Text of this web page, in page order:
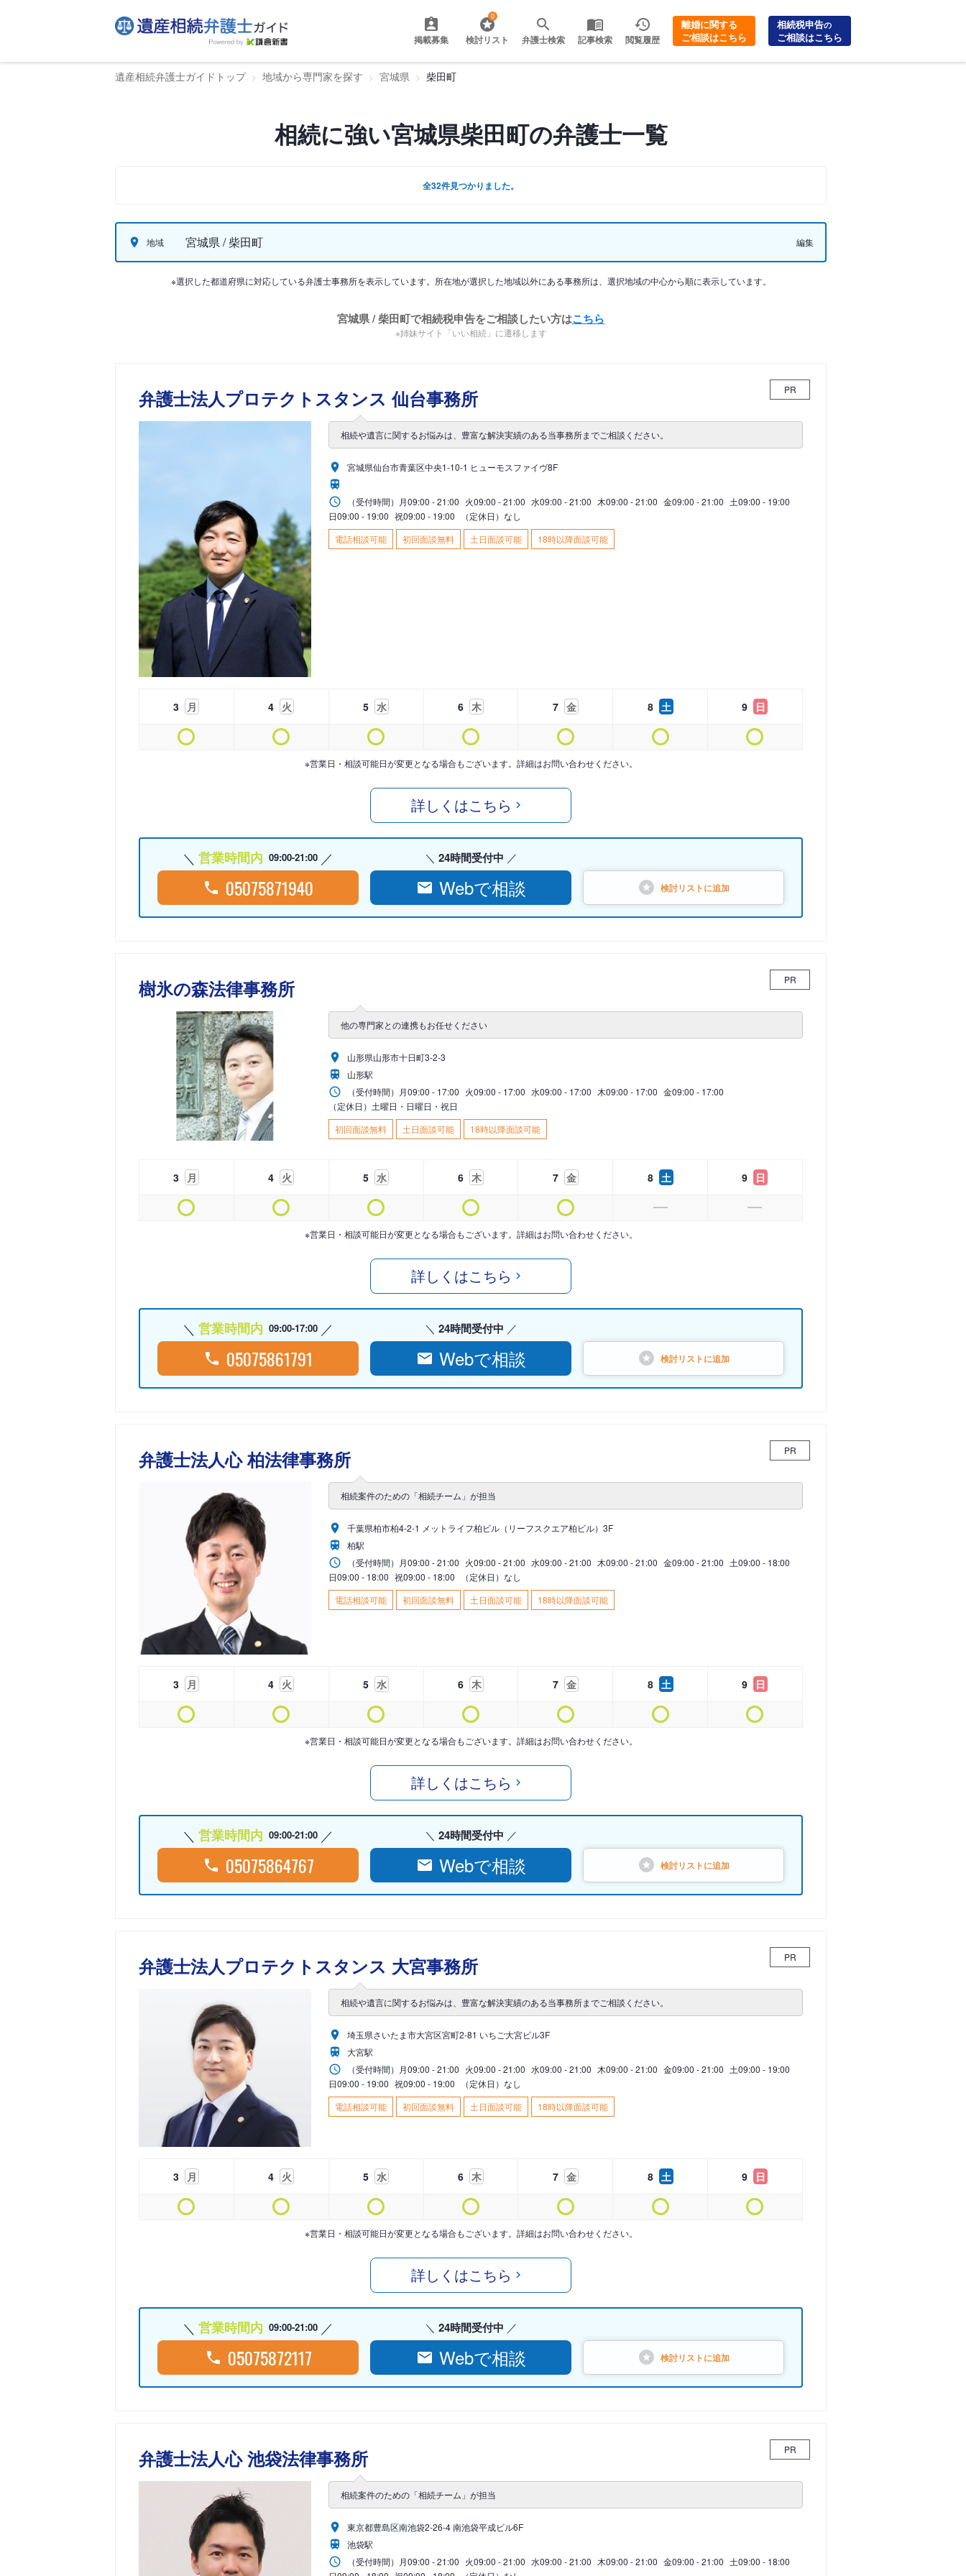
掲載募集
0
検討リスト 弁護士検索 記事検索 閲覧履歴
離婚に関する
ご相談はこちら
相続税申告の
ご相談はこちら
遺産相続弁護士ガイドトップ 地域から専門家を探す 宮城県 柴田町
相続に強い宮城県柴田町の弁護士一覧
全32件見つかりました。
地域 宮城県 / 柴田町 編集
※選択した都道府県に対応している弁護士事務所を表示しています。所在地が選択した地域以外にある事務所は、選択地域の中心から順に表示しています。
宮城県 / 柴田町で相続税申告をご相談したい方はこちら
※姉妹サイト「いい相続」に遷移します
弁護士法人プロテクトスタンス 仙台事務所 PR
相続や遺言に関するお悩みは、豊富な解決実績のある当事務所までご相談ください。
宮城県仙台市青葉区中央1-10-1 ヒューモスファイヴ8F
（受付時間） 月09:00 - 21:00 火09:00 - 21:00 水09:00 - 21:00 木09:00 - 21:00 金09:00 - 21:00 土09:00 - 19:00
日09:00 - 19:00 祝09:00 - 19:00
（定休日）なし
電話相談可能
初回面談無料 土日面談可能 18時以降面談可能
3 月 4 火 5 水 6 木 7 金 8 土 9 日
※営業日・相談可能日が変更となる場合もございます。詳細はお問い合わせください。
詳しくはこちら
営業時間内 09:00-21:00
05075871940
24時間受付中
Webで相談 検討リストに追加
樹氷の森法律事務所 PR
他の専門家との連携もお任せください
山形県山形市十日町3-2-3
山形駅
（受付時間） 月09:00 - 17:00 火09:00 - 17:00 水09:00 - 17:00 木09:00 - 17:00 金09:00 - 17:00
（定休日）土曜日・日曜日・祝日
初回面談無料
土日面談可能 18時以降面談可能
3 月 4 火 5 水 6 木 7 金 8 土 9 日
※営業日・相談可能日が変更となる場合もございます。詳細はお問い合わせください。
詳しくはこちら
営業時間内 09:00-17:00
05075861791
24時間受付中
Webで相談 検討リストに追加
弁護士法人心 柏法律事務所 PR
相続案件のための「相続チーム」が担当
千葉県柏市柏4-2-1 メットライフ柏ビル（リーフスクエア柏ビル）3F
柏駅
（受付時間） 月09:00 - 21:00 火09:00 - 21:00 水09:00 - 21:00 木09:00 - 21:00 金09:00 - 21:00 土09:00 - 18:00
日09:00 - 18:00 祝09:00 - 18:00
（定休日）なし
電話相談可能
初回面談無料 土日面談可能 18時以降面談可能
3 月 4 火 5 水 6 木 7 金 8 土 9 日
※営業日・相談可能日が変更となる場合もございます。詳細はお問い合わせください。
詳しくはこちら
営業時間内 09:00-21:00
05075864767
24時間受付中
Webで相談 検討リストに追加
弁護士法人プロテクトスタンス 大宮事務所 PR
相続や遺言に関するお悩みは、豊富な解決実績のある当事務所までご相談ください。
埼玉県さいたま市大宮区宮町2-81 いちご大宮ビル3F
大宮駅
（受付時間） 月09:00 - 21:00 火09:00 - 21:00 水09:00 - 21:00 木09:00 - 21:00 金09:00 - 21:00 土09:00 - 19:00
日09:00 - 19:00 祝09:00 - 19:00
（定休日）なし
電話相談可能
初回面談無料 土日面談可能 18時以降面談可能
3 月 4 火 5 水 6 木 7 金 8 土 9 日
※営業日・相談可能日が変更となる場合もございます。詳細はお問い合わせください。
詳しくはこちら
営業時間内 09:00-21:00
05075872117
24時間受付中
Webで相談 検討リストに追加
弁護士法人心 池袋法律事務所 PR
相続案件のための「相続チーム」が担当
東京都豊島区南池袋2-26-4 南池袋平成ビル6F
池袋駅
（受付時間） 月09:00 - 21:00 火09:00 - 21:00 水09:00 - 21:00 木09:00 - 21:00 金09:00 - 21:00 土09:00 - 18:00